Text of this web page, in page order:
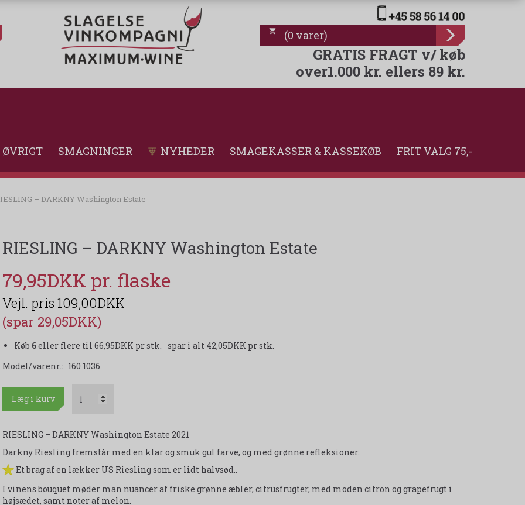
(0 varer)
GRATIS FRAGT v/ køb
over1.000 kr. ellers 89 kr.
ØVRIGT SMAGNINGER NYHEDER SMAGEKASSER & KASSEKØB FRIT VALG 75,-
– DARKNY Washington Estate
RIESLING – DARKNY Washington Estate
79,95DKK
109,00DKK
(spar 29,05DKK)
Køb 6eller flere til 66,95DKK pr stk. spar i alt 42,05DKK pr stk.
Model/varenr.: 160 1036
Læg i kurv
RIESLING – DARKNY Washington Estate 2021
Darkny Riesling fremstår med en klar og smuk gul farve, og med grønne refleksioner.
Et brag af en lækker US Riesling som er lidt halvsød..
I vinens bouquet møder man nuancer af friske grønne æbler, citrusfrugter, med moden citron og grapefrugt i
højsædet, samt noter af melon.